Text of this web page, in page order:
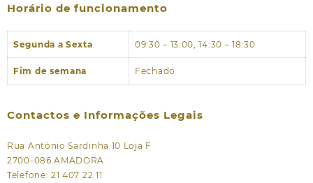
Horário de funcionamento
Segunda a Sexta 09:30 – 13:00, 14:30 – 18:30
Fim de semana Fechado
Contactos e Informações Legais
Rua António Sardinha 10 Loja F
2700-086 AMADORA
Telefone: 21 407 22 11